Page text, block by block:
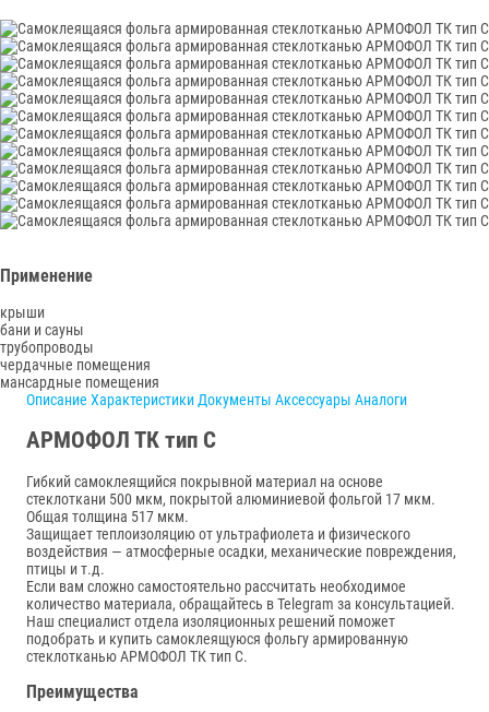
Применение
крыши
бани и сауны
трубопроводы
чердачные помещения
мансардные помещения
Описание Характеристики Документы Аксессуары Аналоги
АРМОФОЛ ТК тип С
Гибкий самоклеящийся покрывной материал на основе
стеклоткани 500 мкм, покрытой алюминиевой фольгой 17 мкм.
Общая толщина 517 мкм.
Защищает теплоизоляцию от ультрафиолета и физического
воздействия — атмосферные осадки, механические повреждения,
птицы и т.д.
Если вам сложно самостоятельно рассчитать необходимое
количество материала, обращайтесь в Telegram за консультацией.
Наш специалист отдела изоляционных решений поможет
подобрать и купить самоклеящуюся фольгу армированную
стеклотканью АРМОФОЛ ТК тип С.
Преимущества